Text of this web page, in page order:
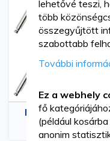
Kompozit
lehetővé teszi,
több
összegyűjtött
szabottabb
További
Ez a webhely
fő
(például
anonim